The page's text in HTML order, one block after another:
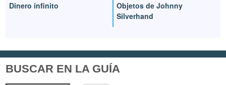
Dinero infinito
Objetos de Johnny
Silverhand
BUSCAR EN LA GUÍA